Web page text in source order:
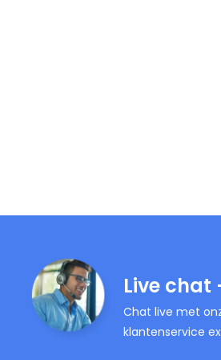
Live chat
Chat live met
klantenservice